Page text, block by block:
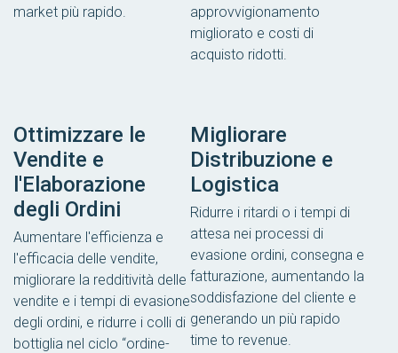
market più rapido.
approvvigionamento
migliorato e costi di
acquisto ridotti.
Ottimizzare le
Vendite e
l'Elaborazione
degli Ordini
Aumentare l'efficienza e
l'efficacia delle vendite,
migliorare la redditività delle
vendite e i tempi di evasione
degli ordini, e ridurre i colli di
bottiglia nel ciclo “ordine-
Migliorare
Distribuzione e
Logistica
Ridurre i ritardi o i tempi di
attesa nei processi di
evasione ordini, consegna e
fatturazione, aumentando la
soddisfazione del cliente e
generando un più rapido
time to revenue.